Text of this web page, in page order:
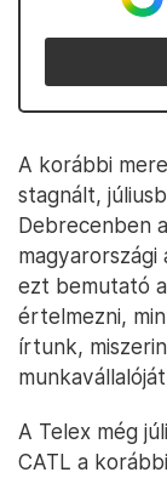
A korábbi
stagnált,
Debrecenben
magyarországi
ezt bemutató
értelmezni,
írtunk,
A Telex még
CATL a